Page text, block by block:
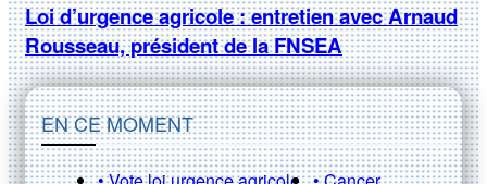
Loi d’urgence agricole : entretien avec Arnaud
Rousseau, président de la FNSEA
EN CE MOMENT